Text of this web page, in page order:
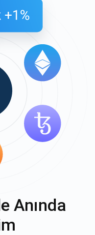
Anında